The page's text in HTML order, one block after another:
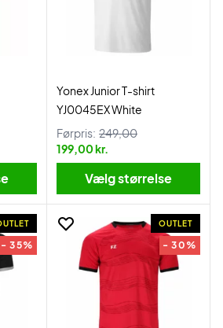
Yonex Junior T-shirt
YJ0045EX White
Førpris: 249,00
199,00 kr.
Vælg størrelse
- 35%
OUTLET
- 30%